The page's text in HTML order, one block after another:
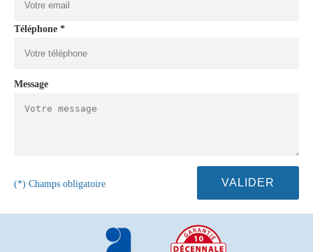
Téléphone *
Message
(*) Champs obligatoire